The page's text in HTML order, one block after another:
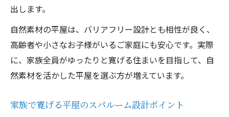
法
自然素材の家が広がる開放感を最大限に
大開口のある平屋で味わう季節ごとの癒し
無垢材で作る平屋スパルームがもたらす心地よ
平屋 自然素材の家に無垢材を取り入れる意
出します。
自然素材の平屋は、バリアフリー設計とも相性が良く、
高齢者や小さなお子様がいるご家庭にも安心です。実際
に、家族全員がゆったりと寛げる住まいを目指して、自
然素材を活かした平屋を選ぶ方が増えています。
家族で寛げる平屋のスパルーム設計ポイント